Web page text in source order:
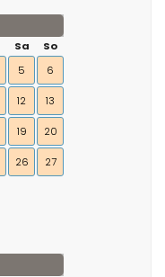
Sa
So
5 6
12 13
19 20
26 27